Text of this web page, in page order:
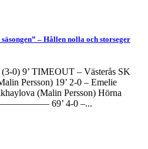
– Hållen nolla och storseger
0) 9’ TIMEOUT – Västerås SK
Persson) 19’ 2-0 – Emelie
(Malin Persson) Hörna
69’ 4-0 –...